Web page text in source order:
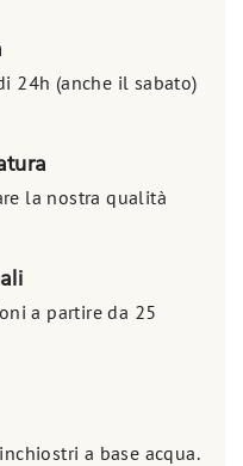
24h (anche il sabato)
la nostra qualità
a partire da 25
a base acqua.